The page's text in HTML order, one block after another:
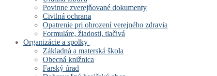
Povinne zverejňované dokumenty
Civilná ochrana
Opatrenie pri ohrození verejného zdravia
Formuláre, žiadosti, tlačivá
Organizácie a spolky
Základná a materská škola
Obecná knižnica
Farský úrad